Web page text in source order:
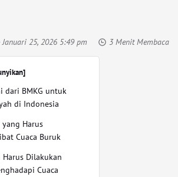
25, 2026 5:49 pm 3 Menit Membaca
dari BMKG untuk
di Indonesia
Harus
Cuaca Buruk
Dilakukan
Cuaca